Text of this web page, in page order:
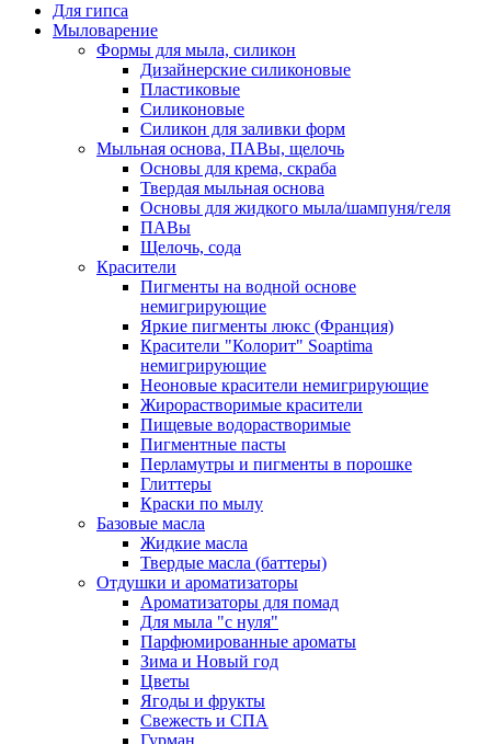
Для гипса
Мыловарение
Формы для мыла, силикон
Дизайнерские силиконовые
Пластиковые
Силиконовые
Силикон для заливки форм
Мыльная основа, ПАВы, щелочь
Основы для крема, скраба
Твердая мыльная основа
Основы для жидкого мыла/шампуня/геля
ПАВы
Щелочь, сода
Красители
Пигменты на водной основе
немигрирующие
Яркие пигменты люкс (Франция)
Красители "Колорит" Soaptima
немигрирующие
Неоновые красители немигрирующие
Жирорастворимые красители
Пищевые водорастворимые
Пигментные пасты
Перламутры и пигменты в порошке
Глиттеры
Краски по мылу
Базовые масла
Жидкие масла
Твердые масла (баттеры)
Отдушки и ароматизаторы
Ароматизаторы для помад
Для мыла "с нуля"
Парфюмированные ароматы
Зима и Новый год
Цветы
Ягоды и фрукты
Свежесть и СПА
Гурман